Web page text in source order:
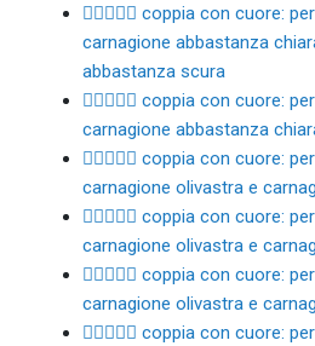
🧑🏼‍❤️‍🧑🏾 coppia con cuore:
carnagione abbastanza
abbastanza scura
🧑🏼‍❤️‍🧑🏿 coppia con cuore:
carnagione abbastanza
🧑🏽‍❤️‍🧑🏻 coppia con cuore:
carnagione olivastra e
🧑🏽‍❤️‍🧑🏼 coppia con cuore:
carnagione olivastra e
🧑🏽‍❤️‍🧑🏾 coppia con cuore:
carnagione olivastra e
🧑🏽‍❤️‍🧑🏿 coppia con cuore: